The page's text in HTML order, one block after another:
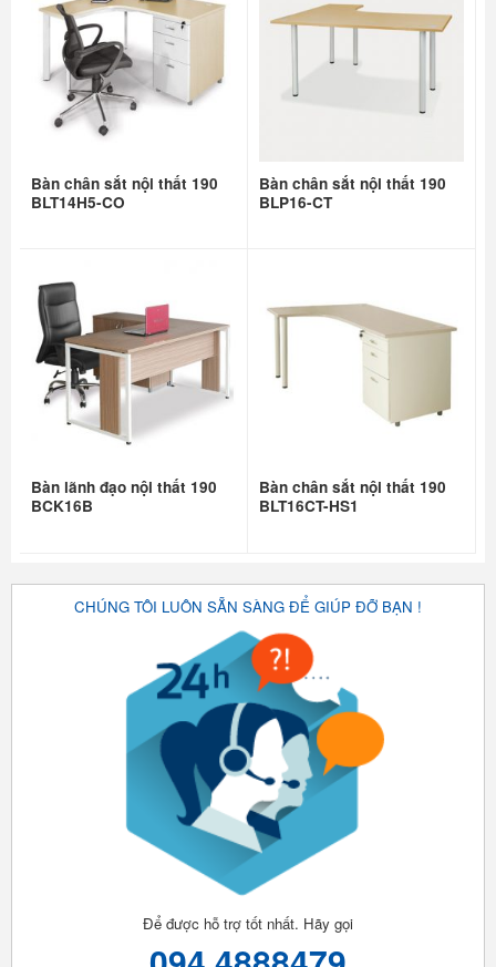
Bàn chân sắt nội thất 190
BLT14H5-CO
Bàn chân sắt nội thất 190
BLP16-CT
Bàn lãnh đạo nội thất 190
BCK16B
Bàn chân sắt nội thất 190
BLT16CT-HS1
CHÚNG TÔI LUÔN SẴN SÀNG ĐỂ GIÚP ĐỠ BẠN !
Để được hỗ trợ tốt nhất. Hãy gọi